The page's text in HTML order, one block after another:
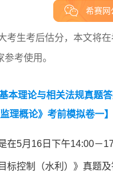
希赛网
生考后估分，本文将
考使用。
本理论与相关法规真题答
理概论》考前模拟卷一】
建筑工程）真题汇总（
在5月16日下午14:00－
标控制（水利）》真题